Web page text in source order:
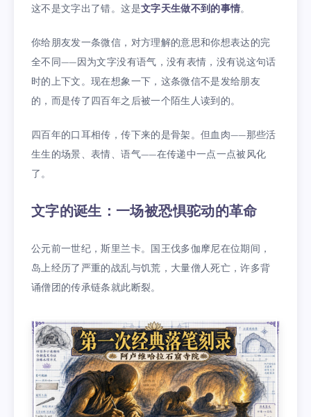
这不是文字出了错。这是文字天生做不到的事情。
你给朋友发一条微信，对方理解的意思和你想表达的完
全不同——因为文字没有语气，没有表情，没有说这句话
时的上下文。现在想象一下，这条微信不是发给朋友
的，而是传了四百年之后被一个陌生人读到的。
四百年的口耳相传，传下来的是骨架。但血肉——那些活
生生的场景、表情、语气——在传递中一点一点被风化
了。
文字的诞生：一场被恐惧驼动的革命
公元前一世纪，斯里兰卡。国王伐多伽摩尼在位期间，
岛上经历了严重的战乱与饥荒，大量僧人死亡，许多背
诵僧团的传承链条就此断裂。